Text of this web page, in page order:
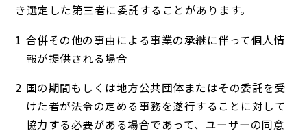
き選定した第三者に委託することがあります。
合併その他の事由による事業の承継に伴って個人情
報が提供される場合
国の期間もしくは地方公共団体またはその委託を受
けた者が法令の定める事務を遂行することに対して
協力する必要がある場合であって、ユーザーの同意